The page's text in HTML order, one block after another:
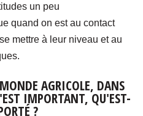
un peu
quand on est au contact
mettre à leur niveau et au
AGRICOLE, DANS
IMPORTANT, QU'EST-
?